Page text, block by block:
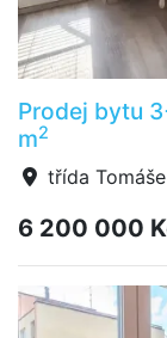
Prodej bytu
m2
třída
6 200 000